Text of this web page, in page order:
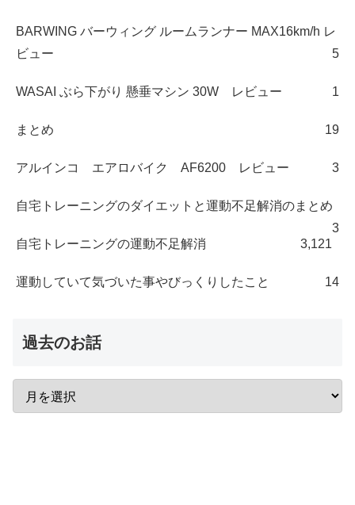
BARWING バーウィング ルームランナー MAX16km/h レ
ビュー
5
WASAI ぶら下がり 懸垂マシン 30W レビュー 1
まとめ 19
アルインコ エアロバイク AF6200 レビュー 3
自宅トレーニングのダイエットと運動不足解消のまとめ
3
自宅トレーニングの運動不足解消
3,121
運動していて気づいた事やびっくりしたこと 14
過去のお話